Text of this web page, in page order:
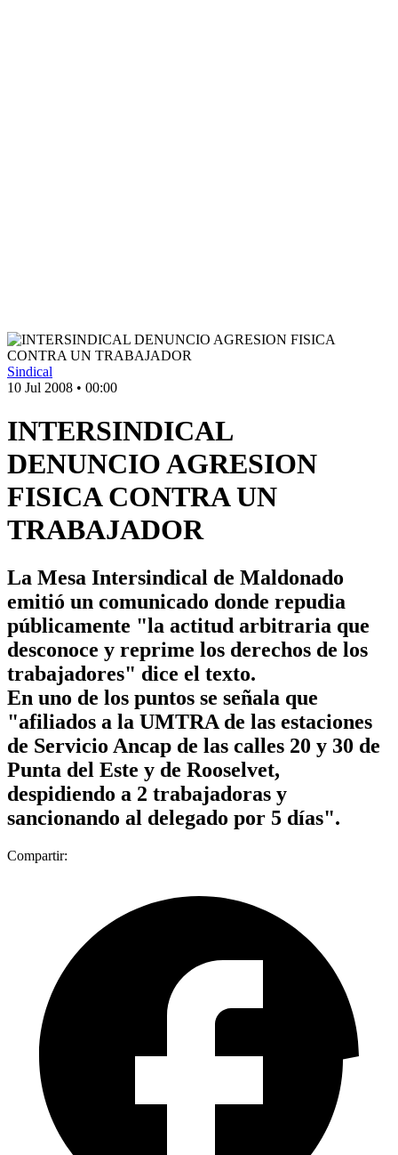
Sindical
10 Jul 2008 • 00:00
INTERSINDICAL
DENUNCIO AGRESION
FISICA CONTRA UN
TRABAJADOR
La Mesa Intersindical de Maldonado
emitió un comunicado donde repudia
públicamente "la actitud arbitraria que
desconoce y reprime los derechos de los
trabajadores" dice el texto.
En uno de los puntos se señala que
"afiliados a la UMTRA de las estaciones
de Servicio Ancap de las calles 20 y 30 de
Punta del Este y de Rooselvet,
despidiendo a 2 trabajadoras y
sancionando al delegado por 5 días".
Compartir: